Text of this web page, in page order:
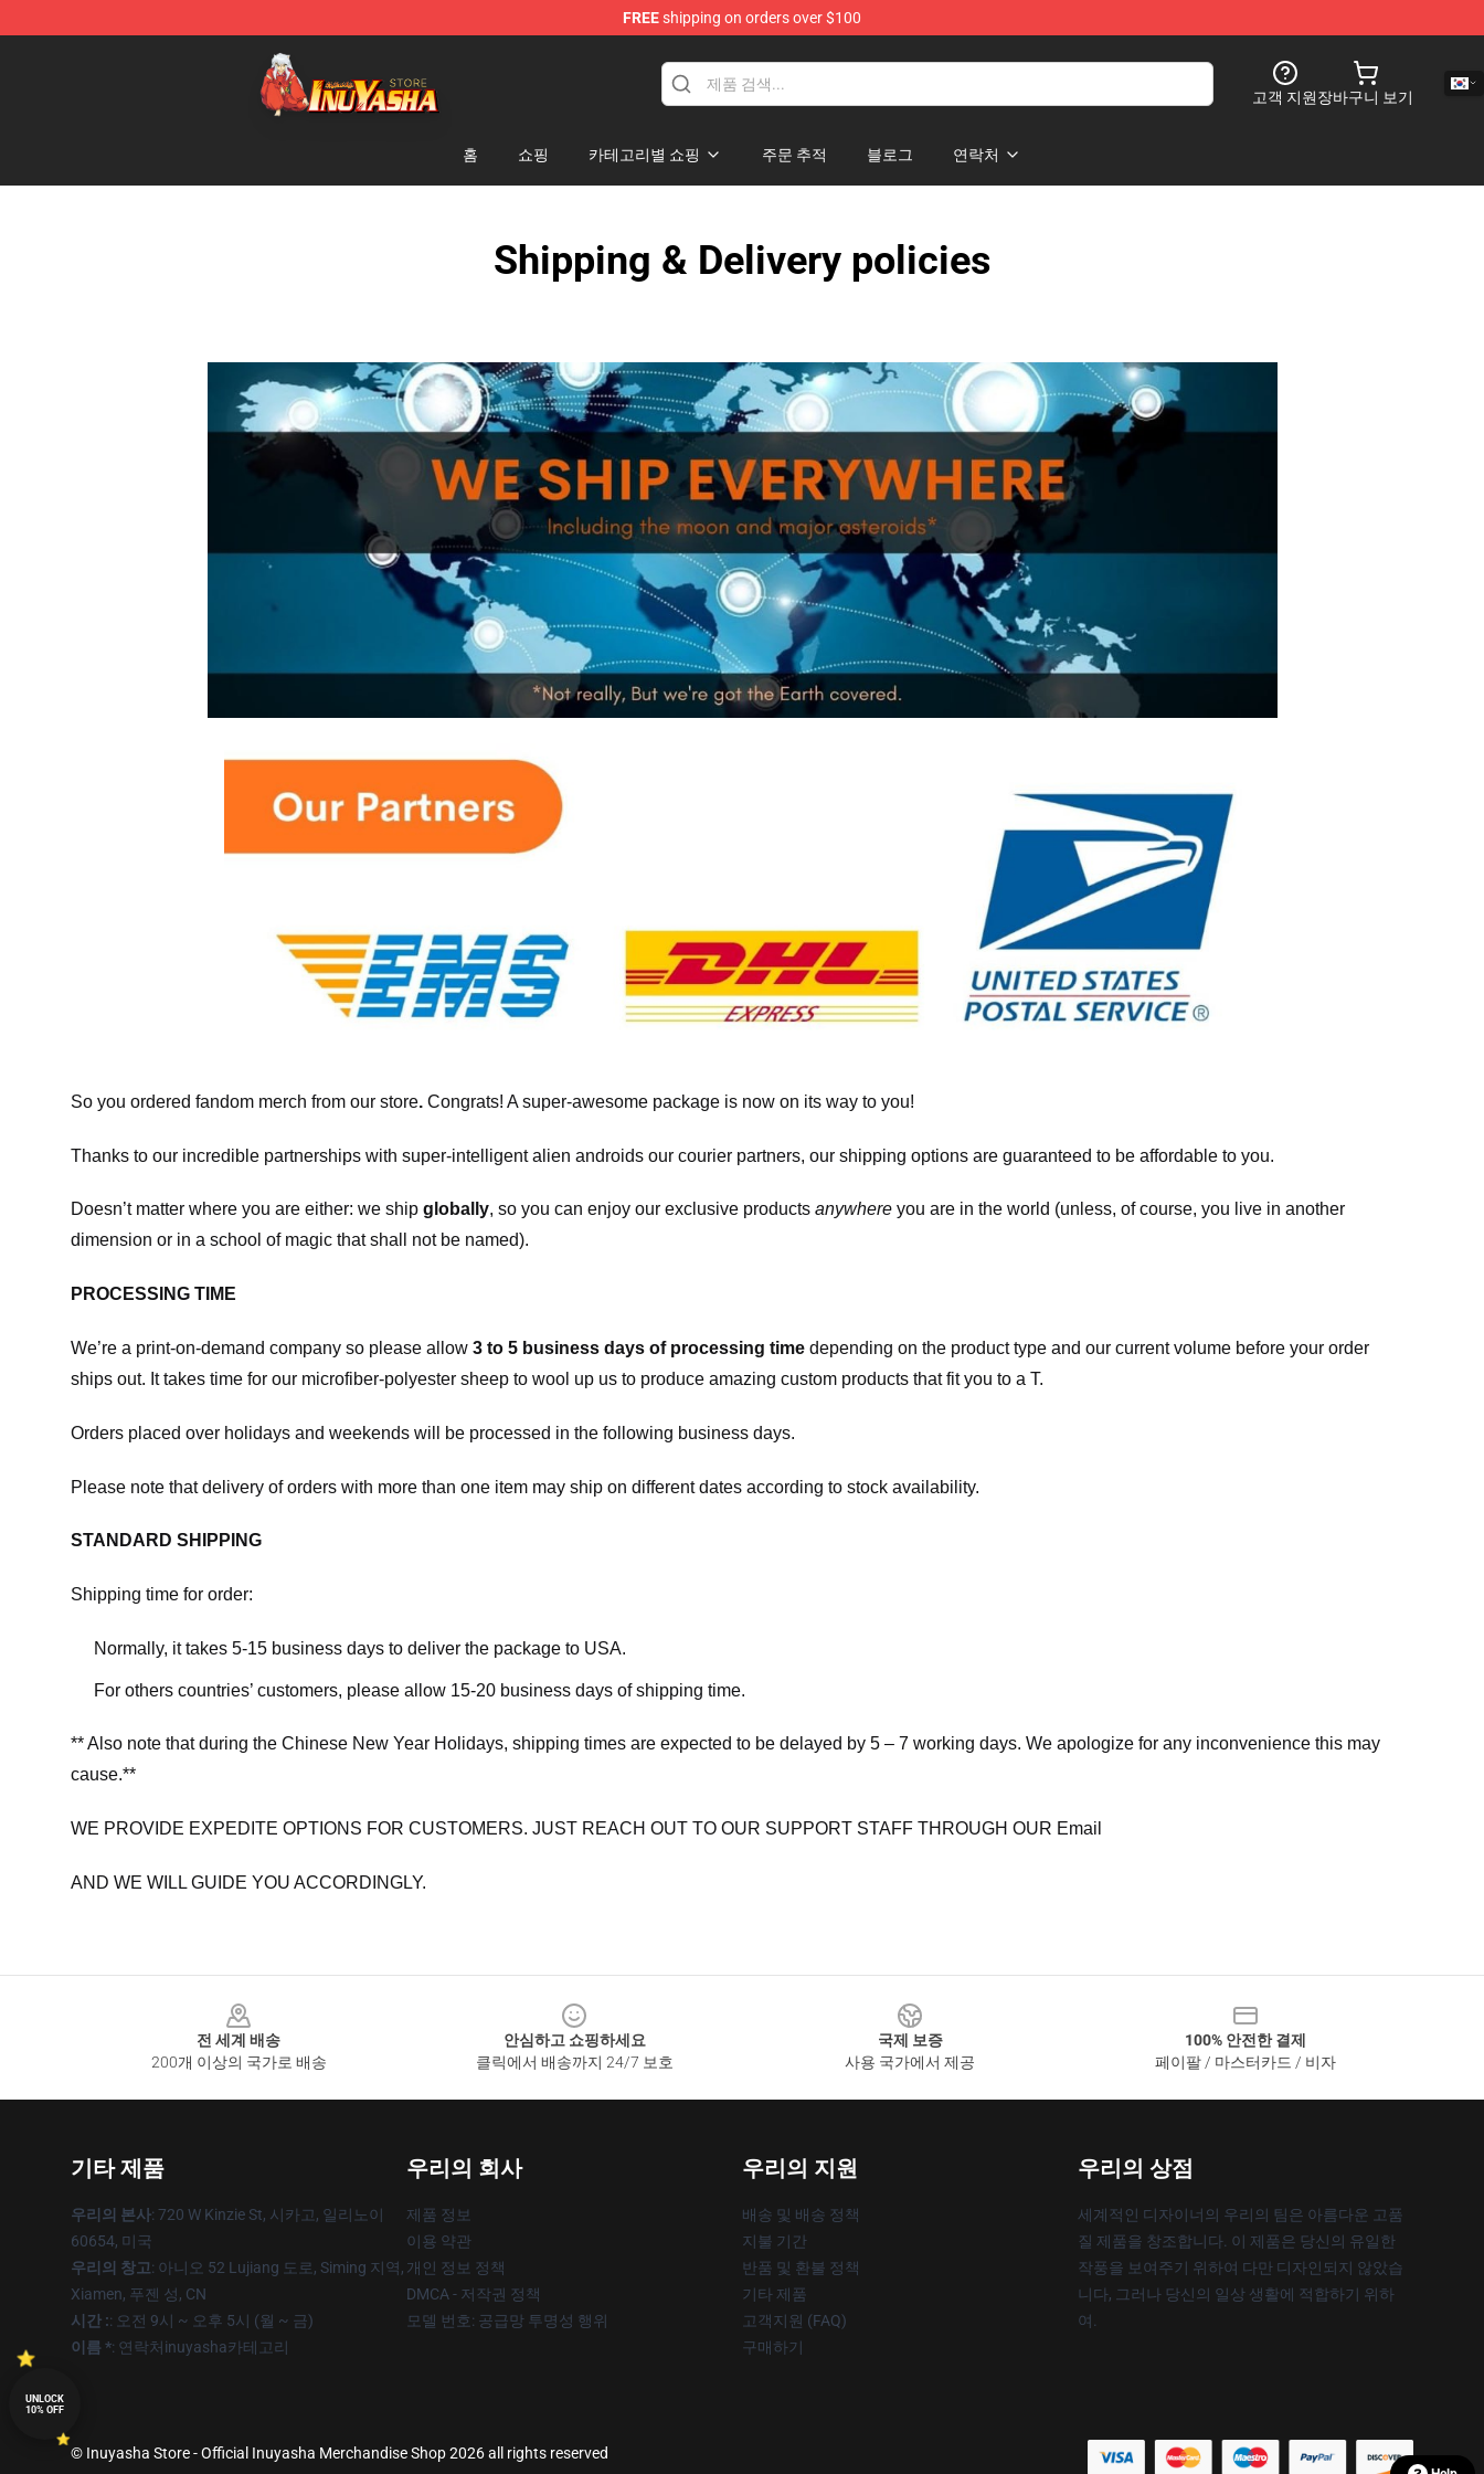
FREEshipping on orders over $100
Inuyasha Store - Official Inuyasha Merchandise Shop
고객 지원장바구니 보기
홈 쇼핑 카테고리별 쇼핑 주문 추적 블로그 연락처
Shipping & Delivery policies
So you ordered fandom merch from our store. Congrats! A super-awesome package is now on its way to you!
Thanks to our incredible partnerships with super-intelligent alien androids our courier partners, our shipping options are guaranteed to be affordable to you.
Doesn’t matter where you are either: we ship globally, so you can enjoy our exclusive products anywhere you are in the world (unless, of course, you live in another
dimension or in a school of magic that shall not be named).
PROCESSING TIME
We’re a print-on-demand company so please allow 3 to 5 business days of processing time depending on the product type and our current volume before your order
ships out. It takes time for our microfiber-polyester sheep to wool up us to produce amazing custom products that fit you to a T.
Orders placed over holidays and weekends will be processed in the following business days.
Please note that delivery of orders with more than one item may ship on different dates according to stock availability.
STANDARD SHIPPING
Shipping time for order:
Normally, it takes 5-15 business days to deliver the package to USA.
For others countries’ customers, please allow 15-20 business days of shipping time.
** Also note that during the Chinese New Year Holidays, shipping times are expected to be delayed by 5 – 7 working days. We apologize for any inconvenience this may
cause.**
WE PROVIDE EXPEDITE OPTIONS FOR CUSTOMERS. JUST REACH OUT TO OUR SUPPORT STAFF THROUGH OUR Email
AND WE WILL GUIDE YOU ACCORDINGLY.
전 세계 배송
200개 이상의 국가로 배송
안심하고 쇼핑하세요
클릭에서 배송까지 24/7 보호
국제 보증
사용 국가에서 제공
100% 안전한 결제
페이팔 / 마스터카드 / 비자
기타 제품
우리의 본사: 720 W Kinzie St, 시카고, 일리노이
60654, 미국
우리의 창고: 아니오 52 Lujiang 도로, Siming 지역,
Xiamen, 푸젠 성, CN
시간 :: 오전 9시 ~ 오후 5시 (월 ~ 금)
이름 *: 연락처inuyasha카테고리
우리의 회사
제품 정보
이용 약관
개인 정보 정책
DMCA - 저작권 정책
모델 번호: 공급망 투명성 행위
우리의 지원
배송 및 배송 정책
지불 기간
반품 및 환불 정책
기타 제품
고객지원 (FAQ)
구매하기
우리의 상점
세계적인 디자이너의 우리의 팀은 아름다운 고품
질 제품을 창조합니다. 이 제품은 당신의 유일한
작풍을 보여주기 위하여 다만 디자인되지 않았습
니다, 그러나 당신의 일상 생활에 적합하기 위하
여.
© Inuyasha Store - Official Inuyasha Merchandise Shop 2026 all rights reserved
UNLOCK
10% OFF